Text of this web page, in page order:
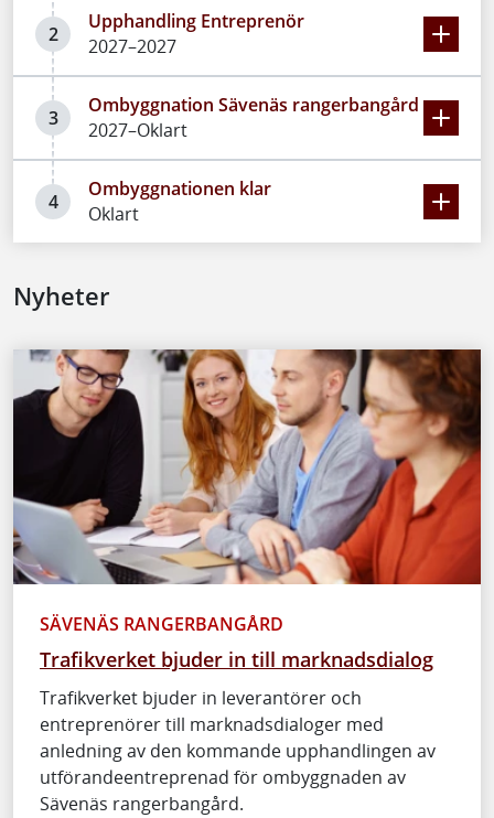
2
Upphandling Entreprenör
2027–2027
3
Ombyggnation Sävenäs rangerbangård
2027–Oklart
4
Ombyggnationen klar
Oklart
Nyheter
SÄVENÄS RANGERBANGÅRD
Trafikverket bjuder in till marknadsdialog
Trafikverket bjuder in leverantörer och
entreprenörer till marknadsdialoger med
anledning av den kommande upphandlingen av
utförandeentreprenad för ombyggnaden av
Sävenäs rangerbangård.